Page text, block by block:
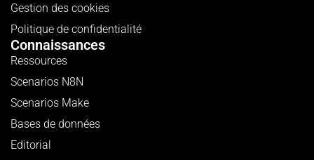
Gestion des cookies
Politique de confidentialité
Connaissances
Ressources
Scenarios N8N
Scenarios Make
Bases de données
Editorial